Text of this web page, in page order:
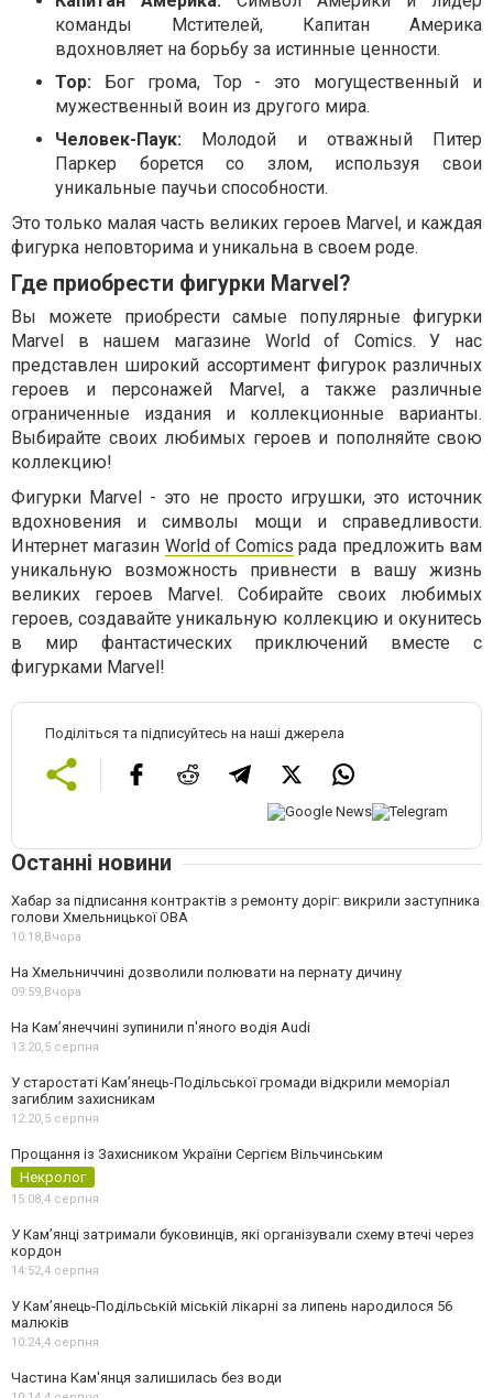
команды Мстителей, Капитан Америка
вдохновляет на борьбу за истинные ценности.
Тор: Бог грома, Тор - это могущественный и
мужественный воин из другого мира.
Человек-Паук: Молодой и отважный Питер
Паркер борется со злом, используя свои
уникальные паучьи способности.
Это только малая часть великих героев Marvel, и каждая
фигурка неповторима и уникальна в своем роде.
Где приобрести фигурки Marvel?
Вы можете приобрести самые популярные фигурки
Marvel в нашем магазине World of Comics. У нас
представлен широкий ассортимент фигурок различных
героев и персонажей Marvel, а также различные
ограниченные издания и коллекционные варианты.
Выбирайте своих любимых героев и пополняйте свою
коллекцию!
Фигурки Marvel - это не просто игрушки, это источник
вдохновения и символы мощи и справедливости.
Интернет магазин World of Comics рада предложить вам
уникальную возможность привнести в вашу жизнь
великих героев Marvel. Собирайте своих любимых
героев, создавайте уникальную коллекцию и окунитесь
в мир фантастических приключений вместе с
фигурками Marvel!
Поділіться та підписуйтесь на наші джерела
Останні новини
Хабар за підписання контрактів з ремонту доріг: викрили заступника
голови Хмельницької ОВА
10:18,Вчора
На Хмельниччині дозволили полювати на пернату дичину
09:59,Вчора
На Камʼянеччині зупинили п'яного водія Audi
13:20,5 серпня
У старостаті Кам’янець-Подільської громади відкрили меморіал
загиблим захисникам
12:20,5 серпня
Прощання із Захисником України Сергієм Вільчинським
Некролог
15:08,4 серпня
У Кам’янці затримали буковинців, які організували схему втечі через
кордон
14:52,4 серпня
У Кам’янець-Подільській міській лікарні за липень народилося 56
малюків
10:24,4 серпня
Частина Кам'янця залишилась без води